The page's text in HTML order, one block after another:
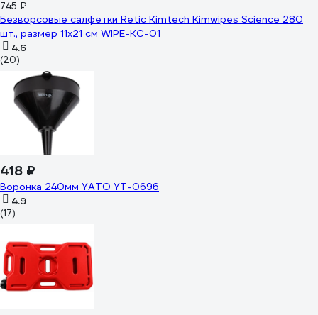
745 ₽
Безворсовые салфетки Retic Kimtech Kimwipes Science 280
шт., размер 11x21 см WIPE-KC-01
4.6
(20)
418 ₽
Воронка 240мм YATO YT-0696
4.9
(17)